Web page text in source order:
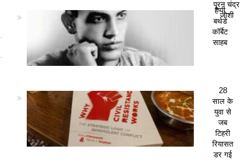
पूरन चंद्र
जोशी
हैप्पी
बर्थडे
कॉर्बेट
साहब
28
साल के
युवा से
जब
टिहरी
रियासत
डर गई